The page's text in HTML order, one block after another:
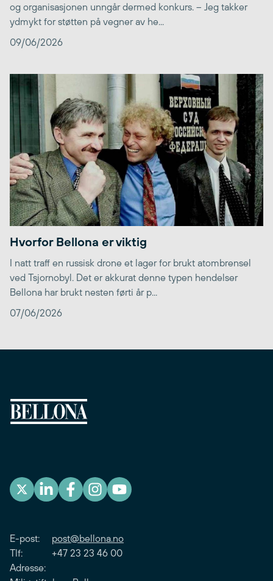
og organisasjonen unngår dermed konkurs. – Jeg takker
ydmykt for støtten på vegner av he...
09/06/2026
Hvorfor Bellona er viktig
I natt traff en russisk drone et lager for brukt atombrensel
ved Tsjornobyl. Det er akkurat denne typen hendelser
Bellona har brukt nesten førti år p...
07/06/2026
E-post: post@bellona.no
Tlf: +47 23 23 46 00
Adresse: